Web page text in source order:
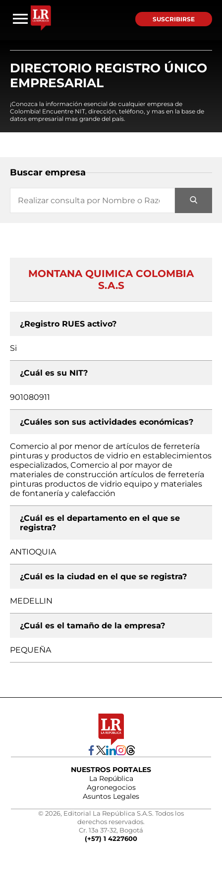
SUSCRIBIRSE
DIRECTORIO REGISTRO ÚNICO
EMPRESARIAL
¡Conozca la información esencial de cualquier empresa de
Colombia! Encuentre NIT, dirección, teléfono, y mas en la base de
datos empresarial mas grande del país.
Buscar empresa
MONTANA QUIMICA COLOMBIA
S.A.S
¿Registro RUES activo?
Si
¿Cuál es su NIT?
901080911
¿Cuáles son sus actividades económicas?
Comercio al por menor de artículos de ferretería
pinturas y productos de vidrio en establecimientos
especializados, Comercio al por mayor de
materiales de construcción artículos de ferretería
pinturas productos de vidrio equipo y materiales
de fontanería y calefacción
¿Cuál es el departamento en el que se
registra?
ANTIOQUIA
¿Cuál es la ciudad en el que se registra?
MEDELLIN
¿Cuál es el tamaño de la empresa?
PEQUEÑA
NUESTROS PORTALES
La República
Agronegocios
Asuntos Legales
© 2026, Editorial La República S.A.S. Todos los
derechos reservados.
Cr. 13a 37-32, Bogotá
(+57) 1 4227600